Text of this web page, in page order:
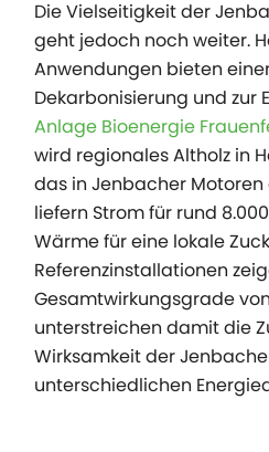
Die Vielseitigkeit der
geht jedoch noch weiter.
Anwendungen bieten
Dekarbonisierung und zur
Anlage Bioenergie
wird regionales Altholz in
das in Jenbacher Motoren
liefern Strom für rund
Wärme für eine lokale
Referenzinstallationen
Gesamtwirkungsgrade
unterstreichen damit die
Wirksamkeit der
unterschiedlichen